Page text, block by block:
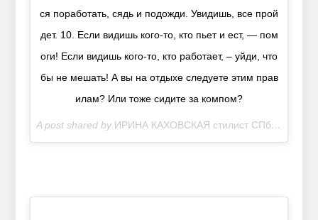
ся поработать, сядь и подожди. Увидишь, все прой
дет. 10. Если видишь кого-то, кто пьет и ест, — пом
оги! Если видишь кого-то, кто работает, – уйди, что
бы не мешать! А вы на отдыхе следуете этим прав
илам? Или тоже сидите за компом?
A post shared by ИРИНА КАХОВСКАЯ стилист СПб